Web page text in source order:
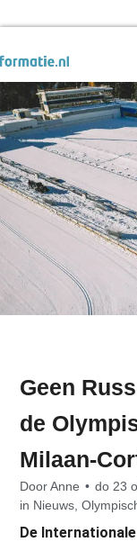
Geen
de
Milaan-
DoorAnne • do 23
in Nieuws ,
De